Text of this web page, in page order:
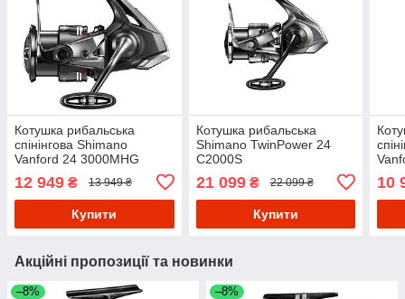
Котушка рибальська
спінінгова Shimano
Vanford 24 3000MHG
12 949 ₴ 13 949 ₴
Купити
Котушка рибальська
Shimano TwinPower 24
C2000S
21 099₴ 22 099 ₴
Купити
10
Акційні пропозиції та новинки
–8% –8%